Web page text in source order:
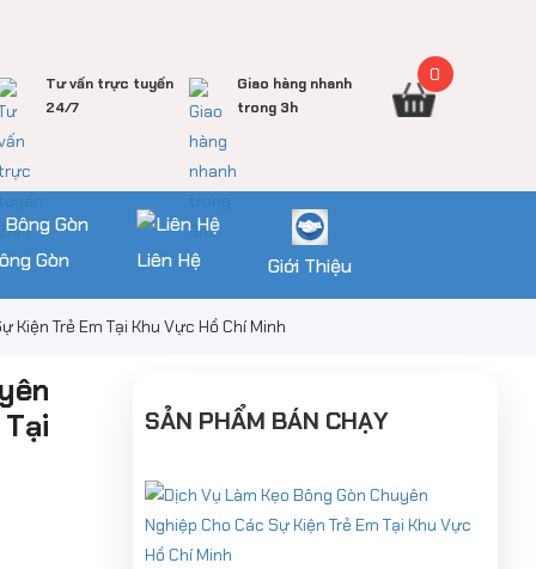
Tư vấn trực tuyến
24/7
Giao hàng nhanh
trong 3h
0
Gòn Liên Hệ Giới Thiệu
Kiện Trẻ Em Tại Khu Vực Hồ Chí Minh
SẢN PHẨM BÁN CHẠY